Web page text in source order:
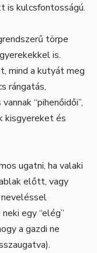
is kulcsfontosságú.
törpe
is.
mind a kutyát meg
rángatás,
“pihenőidői”,
kisgyereket és
ugatni, ha valaki
előtt, vagy
egy “elég”
a gazdi ne